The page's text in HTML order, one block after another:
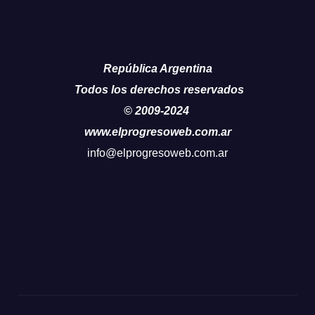
República Argentina
Todos los derechos reservados
© 2009-2024
www.elprogresoweb.com.ar
info@elprogresoweb.com.ar